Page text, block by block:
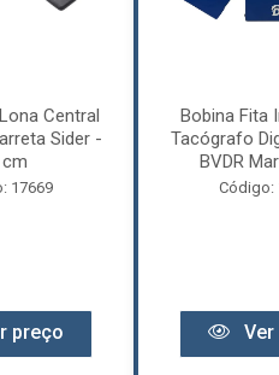
Central
Sider -
17669
preço
Bobina Fita
Tacógrafo
BVDR
Código:
Ver